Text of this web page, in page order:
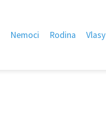
Nemoci Rodina Vlasy